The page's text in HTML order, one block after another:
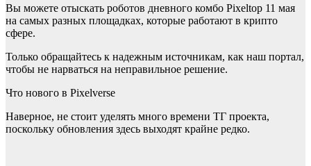
Вы можете отыскать роботов дневного комбо Pixeltop 11 мая
на самых разных площадках, которые работают в крипто
сфере.
Только обращайтесь к надежным источникам, как наш портал,
чтобы не нарваться на неправильное решение.
Что нового в Pixelverse
Наверное, не стоит уделять много времени ТГ проекта,
поскольку обновления здесь выходят крайне редко.